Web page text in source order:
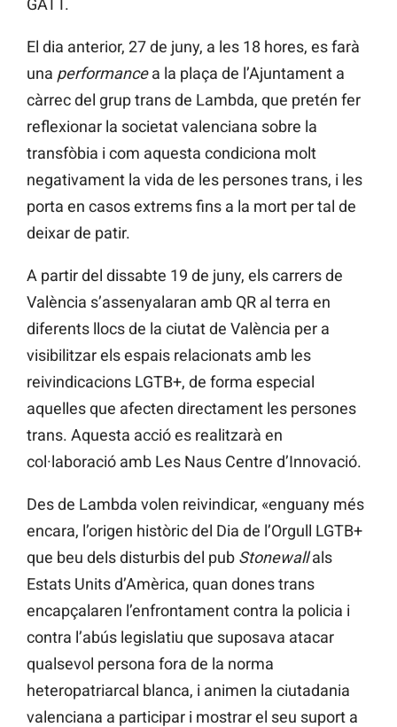
GATT.
El dia anterior, 27 de juny, a les 18 hores, es farà
una performancea la plaça de l’Ajuntament a
càrrec del grup trans de Lambda, que pretén fer
reflexionar la societat valenciana sobre la
transfòbia i com aquesta condiciona molt
negativament la vida de les persones trans, i les
porta en casos extrems fins a la mort per tal de
deixar de patir.
A partir del dissabte 19 de juny, els carrers de
València s’assenyalaran amb QR al terra en
diferents llocs de la ciutat de València per a
visibilitzar els espais relacionats amb les
reivindicacions LGTB+, de forma especial
aquelles que afecten directament les persones
trans. Aquesta acció es realitzarà en
col·laboració amb Les Naus Centre d’Innovació.
Des de Lambda volen reivindicar, «enguany més
encara, l’origen històric del Dia de l’Orgull LGTB+
que beu dels disturbis del pub Stonewallals
Estats Units d’Amèrica, quan dones trans
encapçalaren l’enfrontament contra la policia i
contra l’abús legislatiu que suposava atacar
qualsevol persona fora de la norma
heteropatriarcal blanca, i animen la ciutadania
valenciana a participar i mostrar el seu suport a